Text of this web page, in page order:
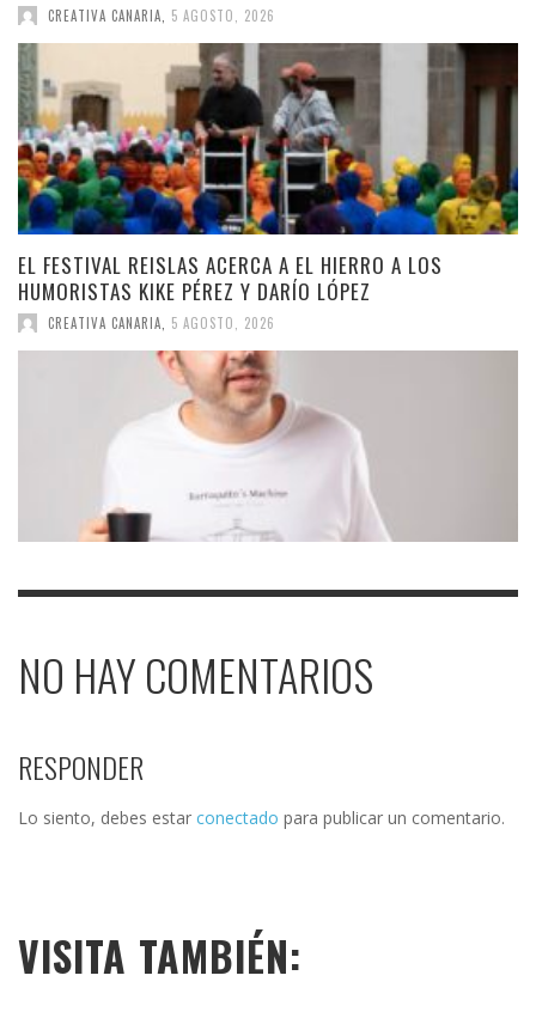
CREATIVA CANARIA 5 AGOSTO, 2026
EL FESTIVAL REISLAS ACERCA A EL HIERRO A LOS
HUMORISTAS KIKE PÉREZ Y DARÍO LÓPEZ
CREATIVA CANARIA 5 AGOSTO, 2026
NO HAY COMENTARIOS
RESPONDER
Lo siento, debes estar conectado para publicar un comentario.
VISITA TAMBIÉN: